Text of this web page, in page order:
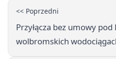
<< Poprzedni
Przyłącza bez umowy
wolbromskich